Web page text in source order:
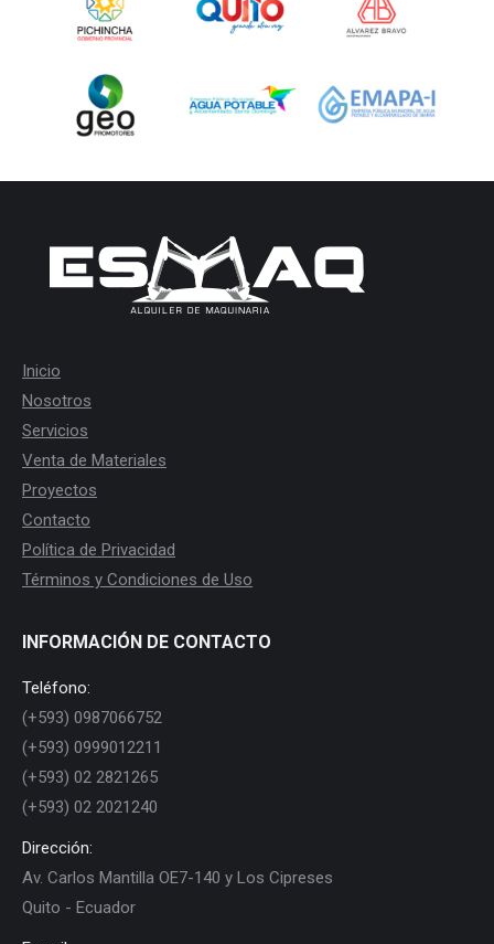
Inicio
Nosotros
Servicios
Venta de Materiales
Proyectos
Contacto
Política de Privacidad
Términos y Condiciones de Uso
INFORMACIÓN DE CONTACTO
Teléfono:
(+593) 0987066752
(+593) 0999012211
(+593) 02 2821265
(+593) 02 2021240
Dirección:
Av. Carlos Mantilla OE7-140 y Los Cipreses
Quito - Ecuador